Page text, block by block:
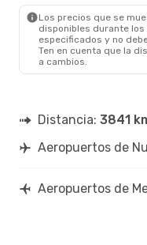
Los precios que se
disponibles durante
especificados y no
Ten en cuenta que la
a cambios.
Distancia: 3841
Aeropuertos de
Aeropuertos de